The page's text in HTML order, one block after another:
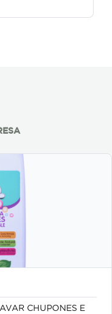
CHUPONES E